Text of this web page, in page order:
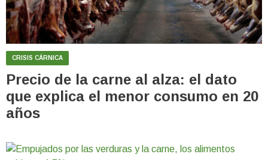
CRISIS CÁRNICA
Precio de la carne al alza: el dato
que explica el menor consumo en 20
años